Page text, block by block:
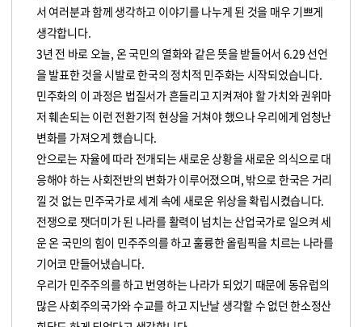
서 여러분과 함께 생각하고 이야기를 나누게 된 것을 매우 기쁘게
생각합니다.
3년 전 바로 오늘, 온 국민의 열화와 같은 뜻을 받들어서 6.29 선언
을 발표한 것을 시발로 한국의 정치적 민주화는 시작되었습니다.
민주화의 이 과정은 법질서가 흔들리고 지켜져야 할 가치와 권위마
저 훼손되는 이런 전환기적 현상을 거쳐야 했으나 우리에게 엄청난
변화를 가져오게 했습니다.
안으로는 자율에 따라 전개되는 새로운 상황을 새로운 의식으로 대
응해야 하는 사회전반의 변화가 이루어졌으며, 밖으로 한국은 거리
낄 것 없는 민주국가로 세계 속에 새로운 위상을 확립시켰습니다.
전쟁으로 잿더미가 된 나라를 활력이 넘치는 산업국가로 일으켜 세
운 온 국민의 힘이 민주주의를 하고 훌륭한 올림픽을 치르는 나라를
기어코 만들어냈습니다.
우리가 민주주의를 하고 번영하는 나라가 되었기 때문에 동유럽의
많은 사회주의국가와 수교를 하고 지난날 생각할 수 없던 한소정산